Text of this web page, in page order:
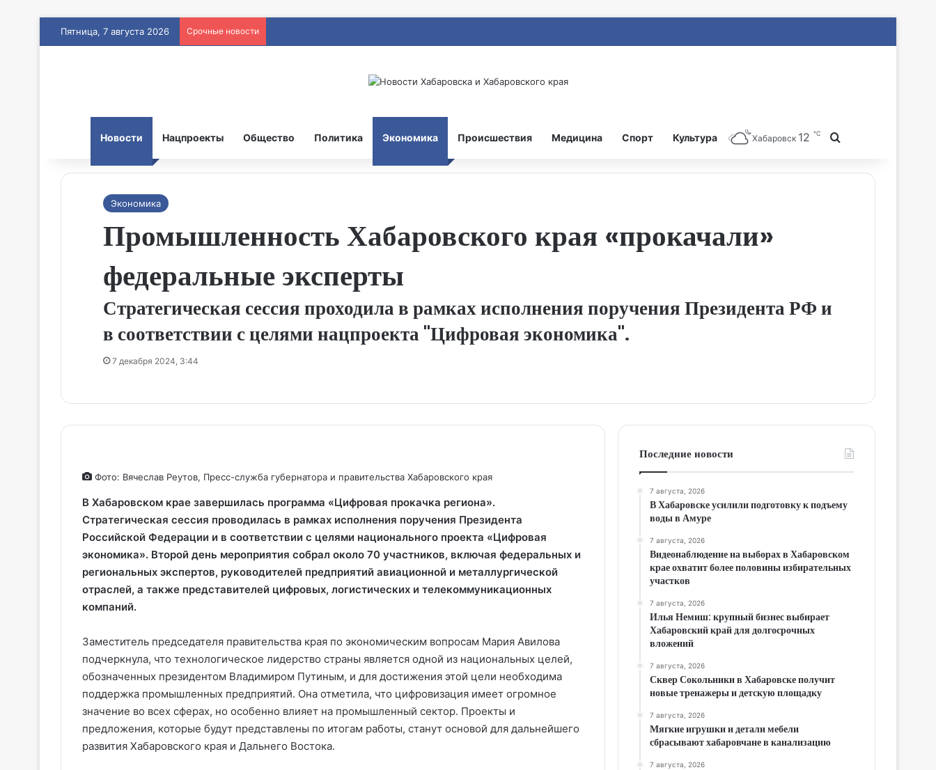
Пятница, 7 августа 2026 Срочные новости
Новости Нацпроекты Общество Политика Экономика Происшествия Медицина Спорт Культура Хабаровск 12 ℃
Экономика
Промышленность Хабаровского края «прокачали»
федеральные эксперты
Стратегическая сессия проходила в рамках исполнения поручения Президента РФ и
в соответствии с целями нацпроекта "Цифровая экономика".
7 декабря 2024, 3:44
Фото: Вячеслав Реутов, Пресс-служба губернатора и правительства Хабаровского края
В Хабаровском крае завершилась программа «Цифровая прокачка региона».
Стратегическая сессия проводилась в рамках исполнения поручения Президента
Российской Федерации и в соответствии с целями национального проекта «Цифровая
экономика». Второй день мероприятия собрал около 70 участников, включая федеральных и
региональных экспертов, руководителей предприятий авиационной и металлургической
отраслей, а также представителей цифровых, логистических и телекоммуникационных
компаний.
Заместитель председателя правительства края по экономическим вопросам Мария Авилова
подчеркнула, что технологическое лидерство страны является одной из национальных целей,
обозначенных президентом Владимиром Путиным, и для достижения этой цели необходима
поддержка промышленных предприятий. Она отметила, что цифровизация имеет огромное
значение во всех сферах, но особенно влияет на промышленный сектор. Проекты и
предложения, которые будут представлены по итогам работы, станут основой для дальнейшего
развития Хабаровского края и Дальнего Востока.
Последние новости
7 августа, 2026
В Хабаровске усилили подготовку к подъему
воды в Амуре
7 августа, 2026
Видеонаблюдение на выборах в Хабаровском
крае охватит более половины избирательных
участков
7 августа, 2026
Илья Немиш: крупный бизнес выбирает
Хабаровский край для долгосрочных
вложений
7 августа, 2026
Сквер Сокольники в Хабаровске получит
новые тренажеры и детскую площадку
7 августа, 2026
Мягкие игрушки и детали мебели
сбрасывают хабаровчане в канализацию
7 августа, 2026